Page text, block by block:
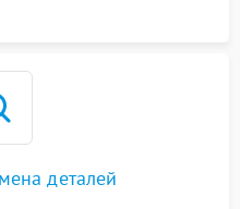
деталей